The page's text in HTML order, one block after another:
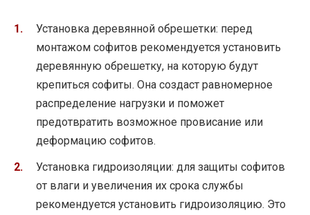
Установка деревянной обрешетки: перед
монтажом софитов рекомендуется установить
деревянную обрешетку, на которую будут
крепиться софиты. Она создаст равномерное
распределение нагрузки и поможет
предотвратить возможное провисание или
деформацию софитов.
Установка гидроизоляции: для защиты софитов
от влаги и увеличения их срока службы
рекомендуется установить гидроизоляцию. Это